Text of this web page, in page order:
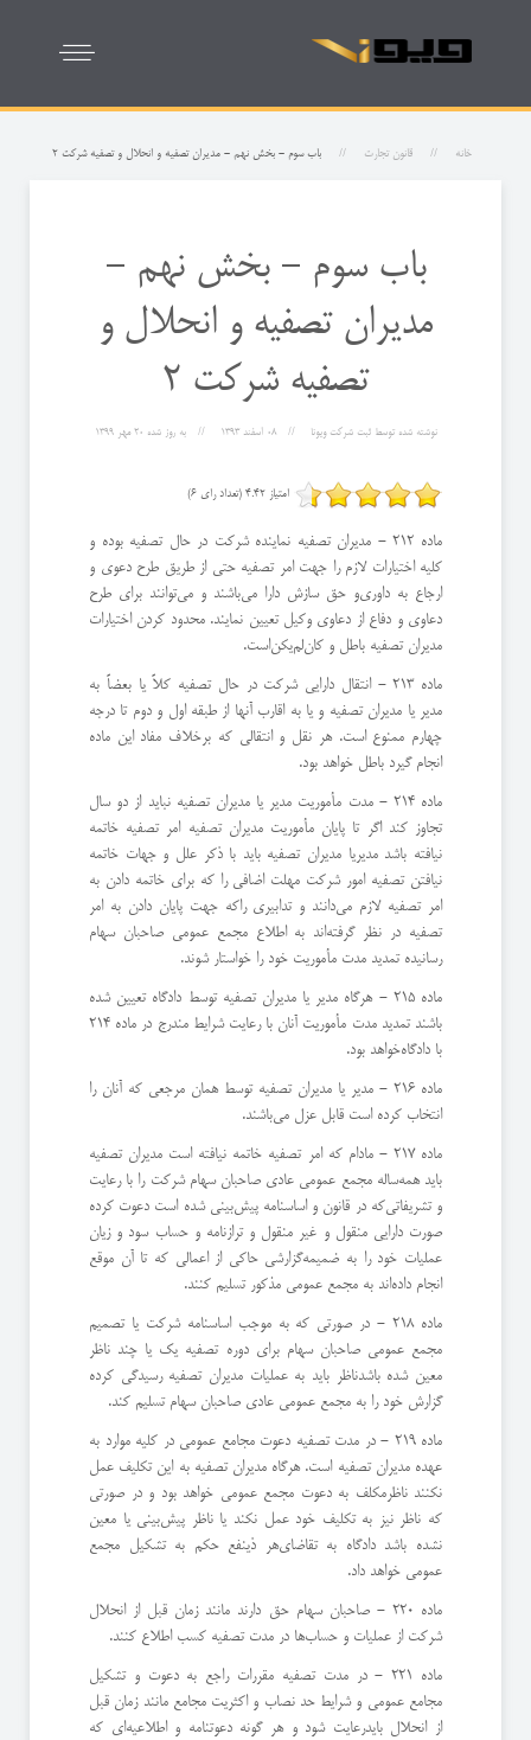
خانه قانون تجارت باب سوم - بخش نهم - مدیران تصفیه و انحلال و تصفیه شرکت 2
باب سوم - بخش نهم -
مدیران تصفیه و انحلال و
تصفیه شرکت 2
نوشته شده توسطثبت شرکت ویونا 08 اسفند 1393 به روز شده 20 مهر 1399
امتیاز 4.42 (تعداد رای 6)
ماده 212 - مدیران تصفیه نماینده شركت در حال تصفیه بوده و
كلیه اختیارات لازم را جهت امر تصفیه حتی از طریق طرح دعوی و
ارجاع به داوری‌و حق سازش دارا می‌باشند و می‌توانند برای طرح
دعاوی و دفاع از دعاوی وكیل تعیین نمایند. محدود كردن اختیارات
مدیران تصفیه باطل و كان‌لم‌یكن‌است.
ماده 213 - انتقال دارایی شركت در حال تصفیه كلاً یا بعضاً به
مدیر یا مدیران تصفیه و یا به اقارب آنها از طبقه اول و دوم تا درجه
چهارم ممنوع‌ است. هر نقل و انتقالی كه برخلاف مفاد این ماده
انجام گیرد باطل خواهد بود.
ماده 214 - مدت مأموریت مدیر یا مدیران تصفیه نباید از دو سال
تجاوز كند اگر تا پایان مأموریت مدیران تصفیه امر تصفیه خاتمه
نیافته باشد مدیر‌یا مدیران تصفیه باید با ذكر علل و جهات خاتمه
نیافتن تصفیه امور شركت مهلت اضافی را كه برای خاتمه دادن به
امر تصفیه لازم می‌دانند و تدابیری را‌كه جهت پایان دادن به امر
تصفیه در نظر گرفته‌اند به اطلاع مجمع عمومی صاحبان سهام
رسانیده تمدید مدت مأموریت خود را خواستار شوند.
ماده 215 - هرگاه مدیر یا مدیران تصفیه توسط دادگاه تعیین شده
باشند تمدید مدت مأموریت آنان با رعایت شرایط مندرج در ماده 214
با دادگاه‌خواهد بود.
ماده 216 - مدیر یا مدیران تصفیه توسط همان مرجعی كه آنان را
انتخاب كرده است قابل عزل می‌باشند.
ماده 217 - مادام كه امر تصفیه خاتمه نیافته است مدیران تصفیه
باید همه‌ساله مجمع عمومی عادی صاحبان سهام شركت را با رعایت
و تشریفاتی‌كه در قانون و اساسنامه پیش‌بینی شده است دعوت كرده
صورت دارایی منقول و غیر منقول و ترازنامه و حساب سود و زیان
عملیات خود را به ضمیمه‌گزارشی حاكی از اعمالی كه تا آن موقع
انجام داده‌اند به مجمع عمومی مذكور تسلیم كنند.
ماده 218 - در صورتی كه به موجب اساسنامه شركت یا تصمیم
مجمع عمومی صاحبان سهام برای دوره تصفیه یك یا چند ناظر
معین شده باشد‌ناظر باید به عملیات مدیران تصفیه رسیدگی كرده
گزارش خود را به مجمع عمومی عادی صاحبان سهام تسلیم كند.
ماده 219 - در مدت تصفیه دعوت مجامع عمومی در كلیه موارد به
عهده مدیران تصفیه است. هرگاه مدیران تصفیه به این تكلیف عمل
نكنند ناظر‌مكلف به دعوت مجمع عمومی خواهد بود و در صورتی
كه ناظر نیز به تكلیف خود عمل نكند یا ناظر پیش‌بینی یا معین
نشده باشد دادگاه به تقاضای‌هر ذینفع حكم به تشكیل مجمع
عمومی خواهد داد.
ماده 220 - صاحبان سهام حق دارند مانند زمان قبل از انحلال
شركت از عملیات و حساب‌ها در مدت تصفیه كسب اطلاع كنند.
ماده 221 - در مدت تصفیه مقررات راجع به دعوت و تشكیل
مجامع عمومی و شرایط حد نصاب و اكثریت مجامع مانند زمان قبل
از انحلال باید‌رعایت شود و هر گونه دعوتنامه و اطلاعیه‌ای كه